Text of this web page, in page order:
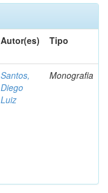
Autor(es) Tipo
Santos,
Diego
Luiz
Monografia